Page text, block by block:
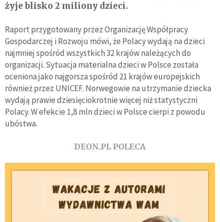
żyje blisko 2 miliony dzieci.
Raport przygotowany przez Organizację Współpracy
Gospodarczej i Rozwoju mówi, że Polacy wydają na dzieci
najmniej spośród wszystkich 32 krajów należących do
organizacji. Sytuacja materialna dzieci w Polsce została
oceniona jako najgorsza spośród 21 krajów europejskich
również przez UNICEF. Norwegowie na utrzymanie dziecka
wydają prawie dziesięciokrotnie więcej niż statystyczni
Polacy. W efekcie 1,8 mln dzieci w Polsce cierpi z powodu
ubóstwa.
DEON.PL POLECA